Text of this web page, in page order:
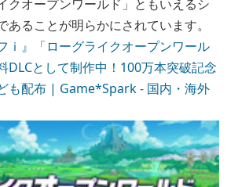
クオープンワールド」ともいえるシ
あることが明らかにされています。
ｉ』「ローグライクオープンワール
DLCとして制作中！100万本突破記念
も配布 | Game*Spark - 国内・海外